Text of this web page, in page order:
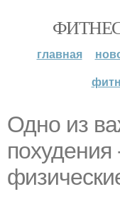
главная
Одно из
похудения